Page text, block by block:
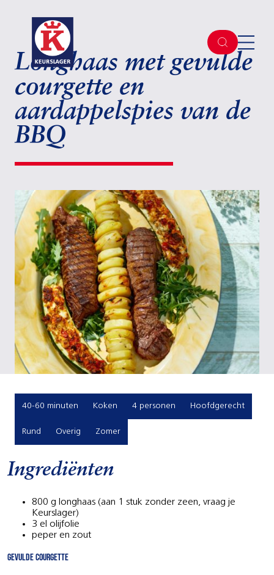
Longhaas met gevulde
courgette en
aardappelspies van de
BBQ
40-60 minuten Koken 4 personen Hoofdgerecht
Rund Overig Zomer
Ingrediënten
800 g longhaas (aan 1 stuk zonder zeen, vraag je
Keurslager)
3 el olijfolie
peper en zout
Gevulde courgette